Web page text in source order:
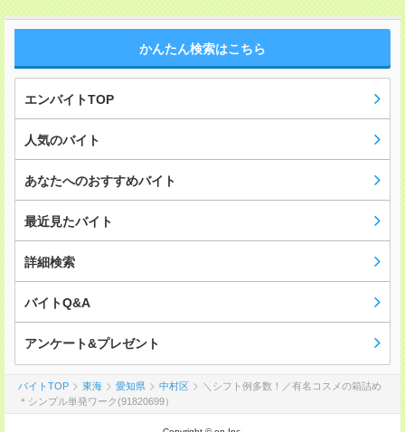
かんたん検索はこちら
エンバイトTOP
人気のバイト
あなたへのおすすめバイト
最近見たバイト
詳細検索
バイトQ&A
アンケート&プレゼント
バイトTOP 東海 愛知県 中村区
＼シフト例多数！／有名コスメの箱詰め
＊シンプル単発ワーク(91820699）